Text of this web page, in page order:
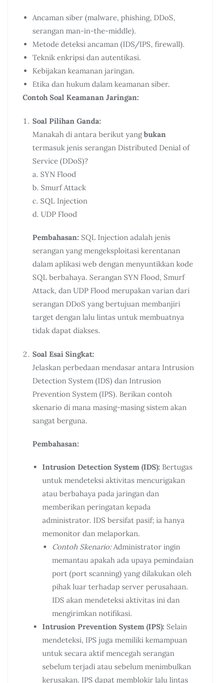
Ancaman siber (malware, phishing, DDoS,
serangan man-in-the-middle).
Metode deteksi ancaman (IDS/IPS, firewall).
Teknik enkripsi dan autentikasi.
Kebijakan keamanan jaringan.
Etika dan hukum dalam keamanan siber.
Contoh Soal Keamanan Jaringan:
Soal Pilihan Ganda:
Manakah di antara berikut yangbukan
termasuk jenis serangan Distributed Denial of
Service (DDoS)?
a. SYN Flood
b. Smurf Attack
c. SQL Injection
d. UDP Flood
Pembahasan: SQL Injection adalah jenis
serangan yang mengeksploitasi kerentanan
dalam aplikasi web dengan menyuntikkan kode
SQL berbahaya. Serangan SYN Flood, Smurf
Attack, dan UDP Flood merupakan varian dari
serangan DDoS yang bertujuan membanjiri
target dengan lalu lintas untuk membuatnya
tidak dapat diakses.
Soal Esai Singkat:
Jelaskan perbedaan mendasar antara Intrusion
Detection System (IDS) dan Intrusion
Prevention System (IPS). Berikan contoh
skenario di mana masing-masing sistem akan
sangat berguna.
Pembahasan:
Intrusion Detection System (IDS): Bertugas
untuk mendeteksi aktivitas mencurigakan
atau berbahaya pada jaringan dan
memberikan peringatan kepada
administrator. IDS bersifat pasif; ia hanya
memonitor dan melaporkan.
Contoh Skenario:Administrator ingin
memantau apakah ada upaya pemindaian
port (port scanning) yang dilakukan oleh
pihak luar terhadap server perusahaan.
IDS akan mendeteksi aktivitas ini dan
mengirimkan notifikasi.
Intrusion Prevention System (IPS): Selain
mendeteksi, IPS juga memiliki kemampuan
untuk secara aktif mencegah serangan
sebelum terjadi atau sebelum menimbulkan
kerusakan. IPS dapat memblokir lalu lintas